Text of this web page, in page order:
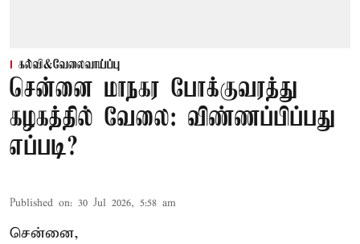
கல்வி&வேலைவாய்ப்பு
சென்னை மாநகர போக்குவரத்து
கழகத்தில் வேலை: விண்ணப்பிப்பது
எப்படி?
Published on: 30 Jul 2026, 5:58 am
சென்னை,